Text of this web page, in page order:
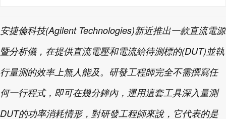
安捷倫科技(Agilent Technologies)新近推出一款直流電源
暨分析儀，在提供直流電壓和電流給待測標的(DUT)並執
行量測的效率上無人能及。研發工程師完全不需撰寫任
何一行程式，即可在幾分鐘內，運用這套工具深入量測
DUT的功率消耗情形，對研發工程師來說，它代表的是